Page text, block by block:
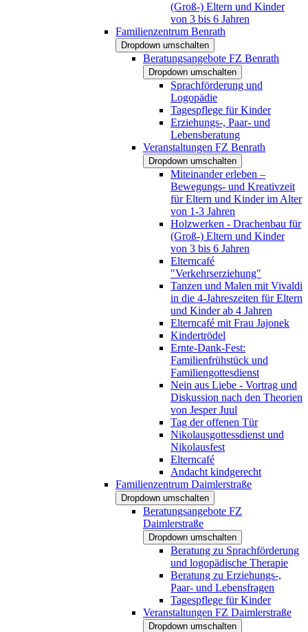
(Groß-) Eltern und Kinder
von 3 bis 6 Jahren
Familienzentrum Benrath
Dropdown umschalten
Beratungsangebote FZ Benrath
Dropdown umschalten
Sprachförderung und
Logopädie
Tagespflege für Kinder
Erziehungs-, Paar- und
Lebensberatung
Veranstaltungen FZ Benrath
Dropdown umschalten
Miteinander erleben –
Bewegungs- und Kreativzeit
für Eltern und Kinder im Alter
von 1-3 Jahren
Holzwerken - Drachenbau für
(Groß-) Eltern und Kinder
von 3 bis 6 Jahren
Elterncafé
"Verkehrserziehung"
Tanzen und Malen mit Vivaldi
in die 4-Jahreszeiten für Eltern
und Kinder ab 4 Jahren
Elterncafé mit Frau Jajonek
Kindertrödel
Ernte-Dank-Fest:
Familienfrühstück und
Familiengottesdienst
Nein aus Liebe - Vortrag und
Diskussion nach den Theorien
von Jesper Juul
Tag der offenen Tür
Nikolausgottessdienst und
Nikolausfest
Elterncafé
Andacht kindgerecht
Familienzentrum Daimlerstraße
Dropdown umschalten
Beratungsangebote FZ
Daimlerstraße
Dropdown umschalten
Beratung zu Sprachförderung
und logopädische Therapie
Beratung zu Erziehungs-,
Paar- und Lebensfragen
Tagespflege für Kinder
Veranstaltungen FZ Daimlerstraße
Dropdown umschalten